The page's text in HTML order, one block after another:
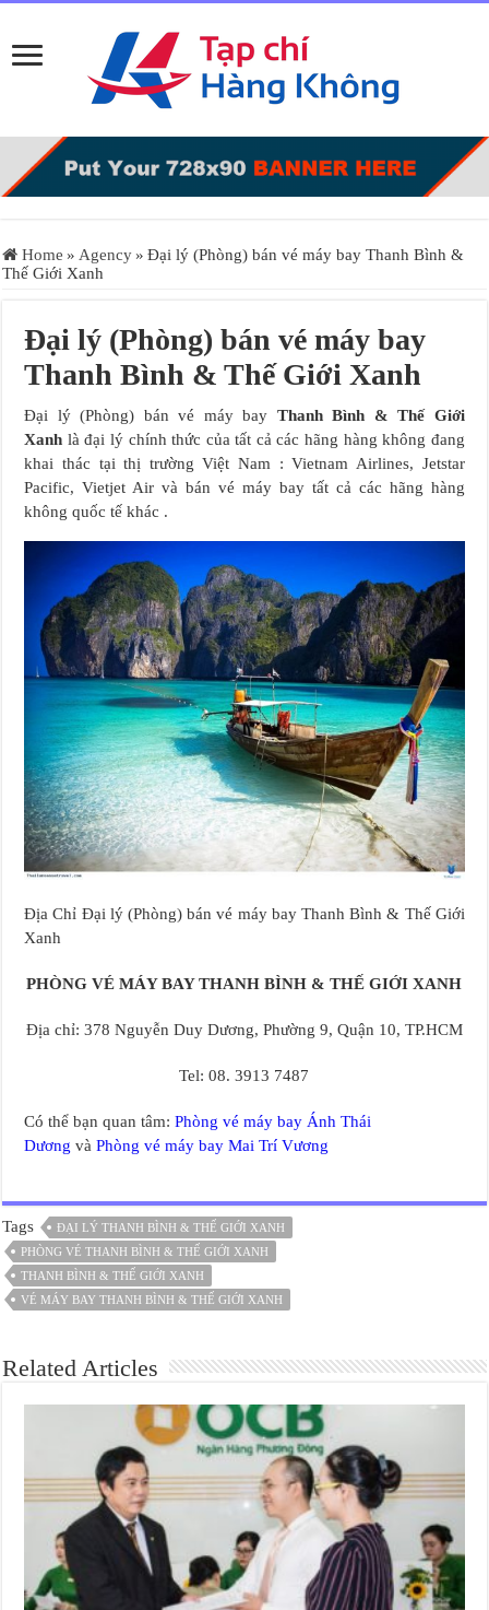
Home » Agency » Đại lý (Phòng) bán vé máy bay Thanh Bình &
Thế Giới Xanh
Đại lý (Phòng) bán vé máy bay
Thanh Bình & Thế Giới Xanh
Đại lý (Phòng) bán vé máy bay Thanh Bình & Thế Giới
Xanh là đại lý chính thức của tất cả các hãng hàng không đang
khai thác tại thị trường Việt Nam : Vietnam Airlines, Jetstar
Pacific, Vietjet Air và bán vé máy bay tất cả các hãng hàng
không quốc tế khác .
Địa Chỉ Đại lý (Phòng) bán vé máy bay Thanh Bình & Thế Giới
Xanh
PHÒNG VÉ MÁY BAY THANH BÌNH & THẾ GIỚI XANH
Địa chỉ: 378 Nguyễn Duy Dương, Phường 9, Quận 10, TP.HCM
Tel: 08. 3913 7487
Có thể bạn quan tâm:Phòng vé máy bay Ánh Thái
DươngvàPhòng vé máy bay Mai Trí Vương
Tags
ĐẠI LÝ THANH BÌNH & THẾ GIỚI XANH
PHÒNG VÉ THANH BÌNH & THẾ GIỚI XANH
THANH BÌNH & THẾ GIỚI XANH
VÉ MÁY BAY THANH BÌNH & THẾ GIỚI XANH
Related Articles